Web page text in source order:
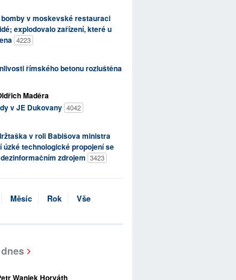
v moskevské restauraci
explodovalo zařízení, které u
4223
římského betonu rozluštěna
Maděra
v JE Dukovany 4042
v roli Babišova ministra
úzké technologické propojení se
zdrojem 3423
Měsíc Rok Vše
Waniek Horváth